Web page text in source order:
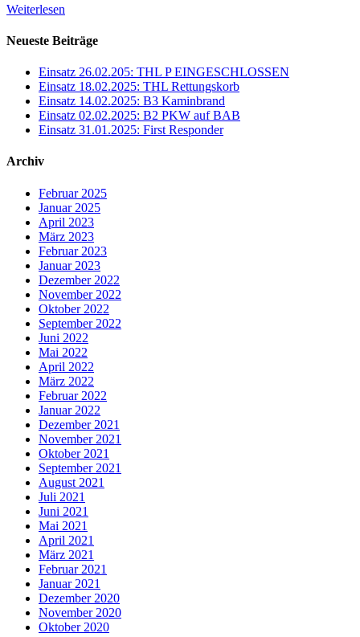
Weiterlesen
Neueste Beiträge
Einsatz 26.02.205: THL P EINGESCHLOSSEN
Einsatz 18.02.2025: THL Rettungskorb
Einsatz 14.02.2025: B3 Kaminbrand
Einsatz 02.02.2025: B2 PKW auf BAB
Einsatz 31.01.2025: First Responder
Archiv
Februar 2025
Januar 2025
April 2023
März 2023
Februar 2023
Januar 2023
Dezember 2022
November 2022
Oktober 2022
September 2022
Juni 2022
Mai 2022
April 2022
März 2022
Februar 2022
Januar 2022
Dezember 2021
November 2021
Oktober 2021
September 2021
August 2021
Juli 2021
Juni 2021
Mai 2021
April 2021
März 2021
Februar 2021
Januar 2021
Dezember 2020
November 2020
Oktober 2020